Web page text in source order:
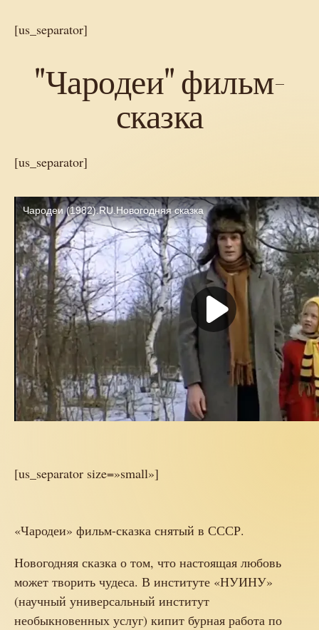
[us_separator]
"Чародеи" фильм-
сказка
[us_separator]
[us_separator size=»small»]
«Чародеи» фильм-сказка снятый в СССР.
Новогодняя сказка о том, что настоящая любовь
может творить чудеса. В институте «НУИНУ»
(научный универсальный институт
необыкновенных услуг) кипит бурная работа по